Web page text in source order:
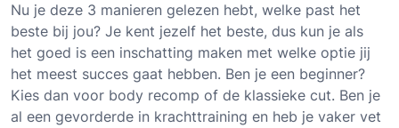
Nu je deze 3 manieren gelezen hebt, welke past het
beste bij jou? Je kent jezelf het beste, dus kun je als
het goed is een inschatting maken met welke optie jij
het meest succes gaat hebben. Ben je een beginner?
Kies dan voor body recomp of de klassieke cut. Ben je
al een gevorderde in krachttraining en heb je vaker vet